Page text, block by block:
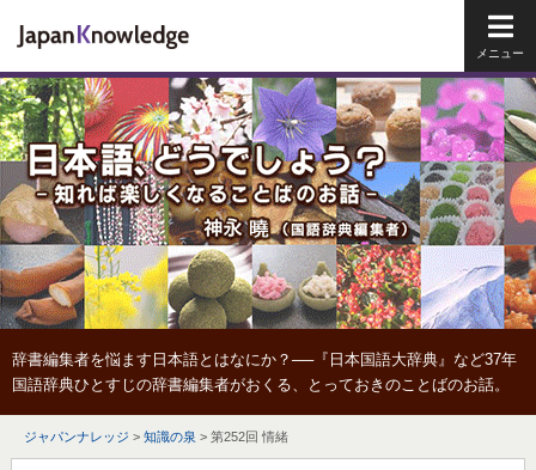
辞書編集者を悩ます日本語とはなにか？──『日本国語大辞典』など37年
国語辞典ひとすじの辞書編集者がおくる、とっておきのことばのお話。
ジャパンナレッジ > 知識の泉 > 第252回 情緒